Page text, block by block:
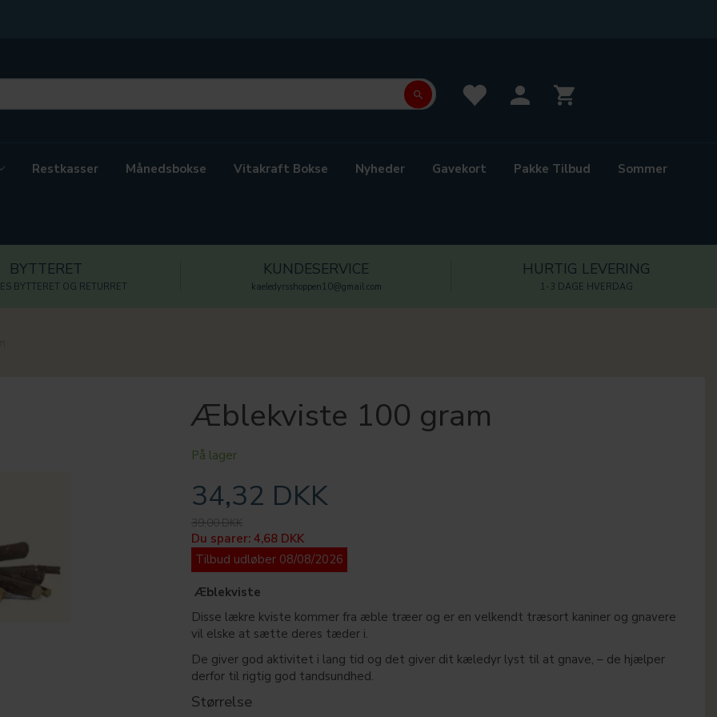
Restkasser Månedsbokse Vitakraft Bokse Nyheder Gavekort Pakke Tilbud Sommer
BYTTERET
BYTTERET OG RETURRET
KUNDESERVICE
kaeledyrsshoppen10@gmail.com
HURTIG LEVERING
1-3 DAGE HVERDAG
Æblekviste 100 gram
På lager
34,32 DKK
39,00 DKK
Du sparer: 4,68 DKK
Tilbud udløber 08/08/2026
Æblekviste
Disse lækre kviste kommer fra æble træer og er en velkendt træsort kaniner og gnavere
vil elske at sætte deres tæder i.
De giver god aktivitet i lang tid og det giver dit kæledyr lyst til at gnave, – de hjælper
derfor til rigtig god tandsundhed.
Størrelse